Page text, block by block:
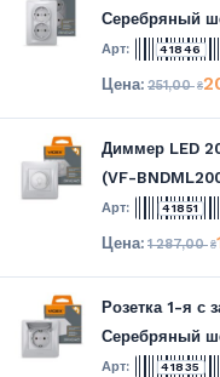
Серебряный
41846
251,00₴
Диммер LED
(VF-
41851
1 287,00₴
Розетка 1-я с
Серебряный
41835